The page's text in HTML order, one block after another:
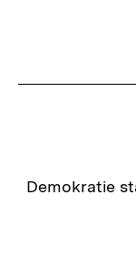
Zur
Demokratie